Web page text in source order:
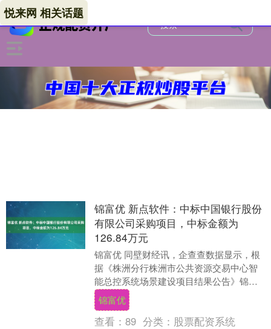
悦来网 相关话题
锦富优 新点软件：中标中国银行股份
有限公司采购项目，中标金额为
126.84万元
锦富优 同壁财经讯，企查查数据显示，根
据《株洲分行株洲市公共资源交易中心智
能总控系统场景建设项目结果公告》锦富
优，国泰新点软件股份有限公司于2025年
10月14....
锦富优
查看： 89 分类： 股票配资系统